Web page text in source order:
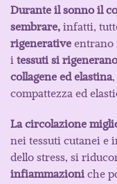
Durante il sonno il
sembrare, infatti,
rigenerative entrano
i tessuti si rigenerano
collagene ed elastina
compattezza ed
La circolazione
nei tessuti cutanei e
dello stress, si
infiammazioni che